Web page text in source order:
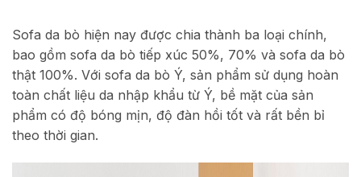
Sofa da bò hiện nay được chia thành ba loại chính,
bao gồm sofa da bò tiếp xúc 50%, 70% và sofa da bò
thật 100%. Với sofa da bò Ý, sản phẩm sử dụng hoàn
toàn chất liệu da nhập khẩu từ Ý, bề mặt của sản
phẩm có độ bóng mịn, độ đàn hồi tốt và rất bền bỉ
theo thời gian.